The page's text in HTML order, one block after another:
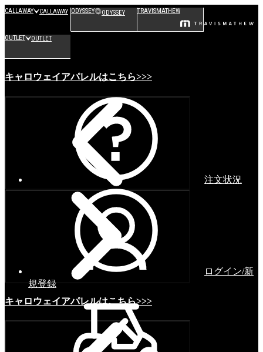
CALLAWAY CALLAWAY ODYSSEY ODYSSEY TRAVISMATHEW
OUTLET OUTLET
キャロウェイアパレルはこちら>>>
キャロウェイアパレルはこちら>>>
注文状況
ログイン/新
規登録